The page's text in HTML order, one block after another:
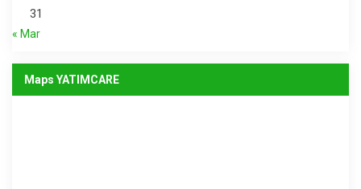
31
« Mar
Maps YATIMCARE